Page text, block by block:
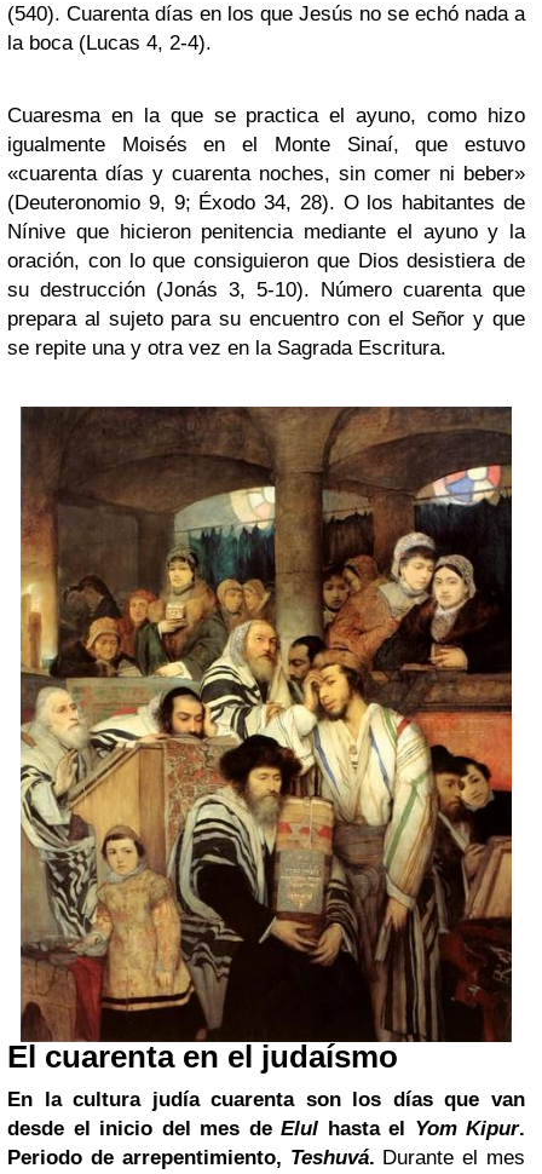
(540). Cuarenta días en los que Jesús no se echó nada a
la boca (Lucas 4, 2-4).
Cuaresma en la que se practica el ayuno, como hizo
igualmente Moisés en el Monte Sinaí, que estuvo
«cuarenta días y cuarenta noches, sin comer ni beber»
(Deuteronomio 9, 9; Éxodo 34, 28). O los habitantes de
Nínive que hicieron penitencia mediante el ayuno y la
oración, con lo que consiguieron que Dios desistiera de
su destrucción (Jonás 3, 5-10). Número cuarenta que
prepara al sujeto para su encuentro con el Señor y que
se repite una y otra vez en la Sagrada Escritura.
El cuarenta en el judaísmo
En la cultura judía cuarenta son los días que van
desde el inicio del mes de Elul hasta el Yom Kipur.
Periodo de arrepentimiento, Teshuvá. Durante el mes